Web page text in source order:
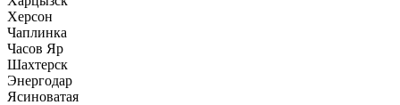
Херсон
Чаплинка
Часов Яр
Шахтерск
Энергодар
Ясиноватая